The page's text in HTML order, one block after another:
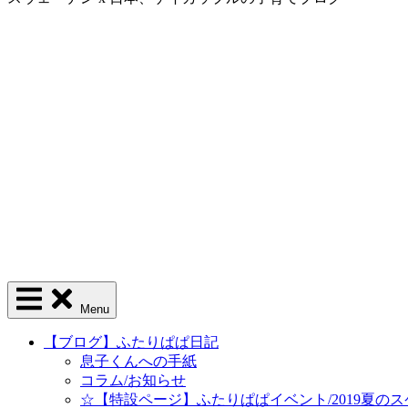
Menu
【ブログ】ふたりぱぱ日記
息子くんへの手紙
コラム/お知らせ
☆【特設ページ】ふたりぱぱイベント/2019夏の